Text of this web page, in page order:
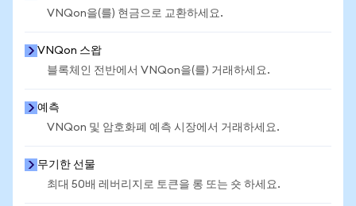
VNQon을(를) 현금으로 교환하세요.
VNQon 스왑
블록체인 전반에서 VNQon을(를) 거래하세요.
예측
VNQon 및 암호화폐 예측 시장에서 거래하세요.
무기한 선물
최대 50배 레버리지로 토큰을 롱 또는 숏 하세요.